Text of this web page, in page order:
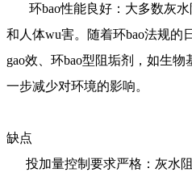
环bao性能良好：大多数灰水
和人体wu害。随着环bao法规的
gao效、环bao型阻垢剂，如生物
一步减少对环境的影响。
缺点
投加量控制要求严格：灰水